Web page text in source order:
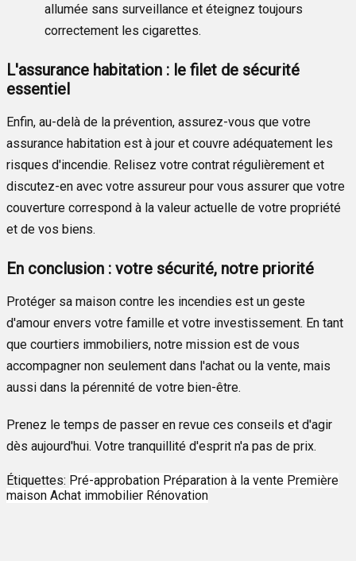
allumée sans surveillance et éteignez toujours
correctement les cigarettes.
L'assurance habitation : le filet de sécurité
essentiel
Enfin, au-delà de la prévention, assurez-vous que votre
assurance habitation est à jour et couvre adéquatement les
risques d'incendie. Relisez votre contrat régulièrement et
discutez-en avec votre assureur pour vous assurer que votre
couverture correspond à la valeur actuelle de votre propriété
et de vos biens.
En conclusion : votre sécurité, notre priorité
Protéger sa maison contre les incendies est un geste
d'amour envers votre famille et votre investissement. En tant
que courtiers immobiliers, notre mission est de vous
accompagner non seulement dans l'achat ou la vente, mais
aussi dans la pérennité de votre bien-être.
Prenez le temps de passer en revue ces conseils et d'agir
dès aujourd'hui. Votre tranquillité d'esprit n'a pas de prix.
Étiquettes: Pré-approbation Préparation à la vente Première
maison Achat immobilier Rénovation